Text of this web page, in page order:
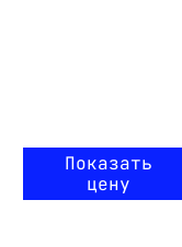
Показать
цену